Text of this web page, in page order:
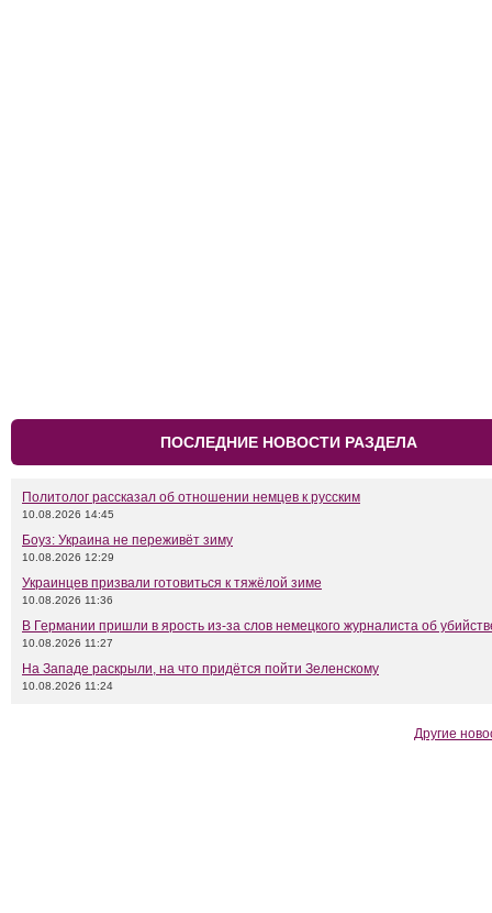
ПОСЛЕДНИЕ НОВОСТИ РАЗДЕЛА
Политолог рассказал об отношении немцев к русским
10.08.2026 14:45
Боуз: Украина не переживёт зиму
10.08.2026 12:29
Украинцев призвали готовиться к тяжёлой зиме
10.08.2026 11:36
В Германии пришли в ярость из-за слов немецкого журналиста об
10.08.2026 11:27
На Западе раскрыли, на что придётся пойти Зеленскому
10.08.2026 11:24
Другие